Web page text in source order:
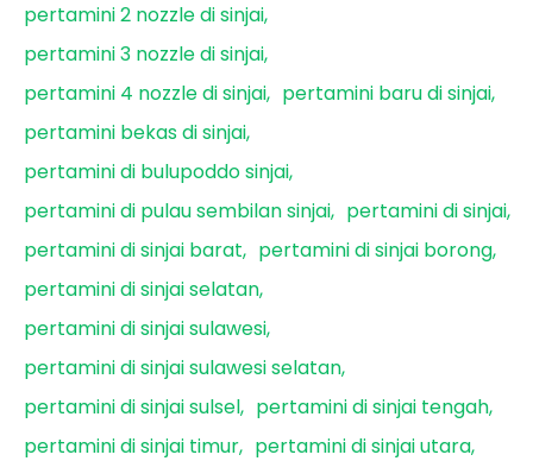
pertamini 2 nozzle di sinjai
pertamini 3 nozzle di sinjai
pertamini 4 nozzle di sinjai
pertamini baru di sinjai
pertamini bekas di sinjai
pertamini di bulupoddo sinjai
pertamini di pulau sembilan sinjai
pertamini di sinjai
pertamini di sinjai barat
pertamini di sinjai borong
pertamini di sinjai selatan
pertamini di sinjai sulawesi
pertamini di sinjai sulawesi selatan
pertamini di sinjai sulsel
pertamini di sinjai tengah
pertamini di sinjai timur
pertamini di sinjai utara